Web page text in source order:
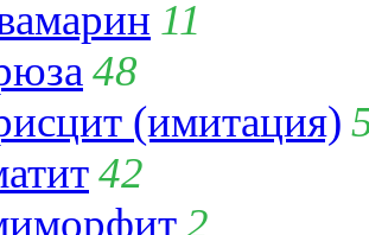
11
48
(имитация)
42
2